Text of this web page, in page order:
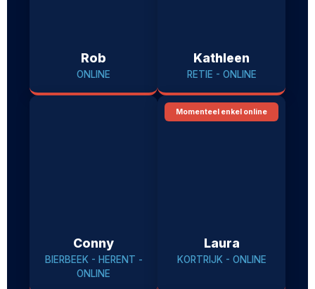
Rob
ONLINE
Kathleen
RETIE - ONLINE
Conny
BIERBEEK - HERENT -
ONLINE
Momenteel enkel online
Laura
KORTRIJK - ONLINE